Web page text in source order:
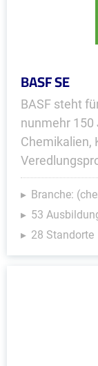
BASF SE
BASF steht
nunmehr 150
Chemikalien,
Branche:
53
28 Standorte